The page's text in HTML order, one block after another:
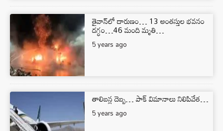
తైవాన్‌లో దారుణం… 13 అంత‌స్తుల భ‌వ‌నం
ద‌గ్ధం…46 మంది మృతి…
5 years ago
తాలిబన్ల దెబ్బ… పాక్ విమానాలు నిలిపివేత…
5 years ago